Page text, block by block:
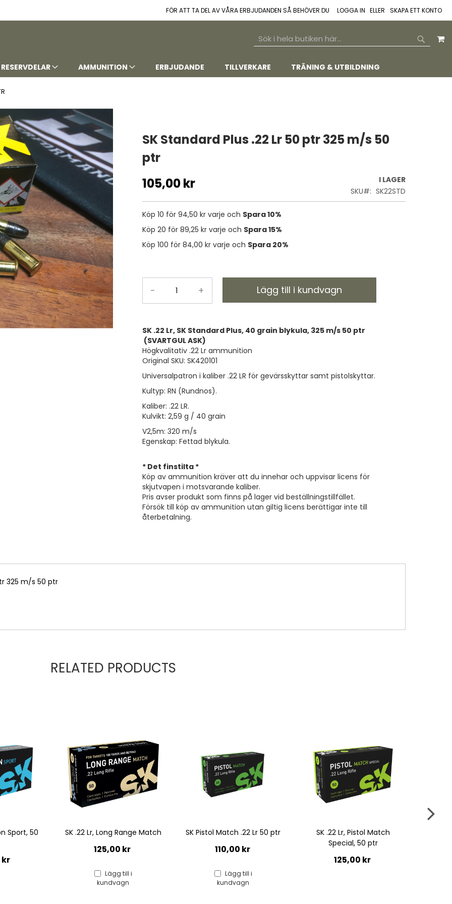
FÖR ATT TA DEL AV VÅRA ERBJUDANDEN SÅ BEHÖVER DU LOGGA IN SKAPA ETT KONTO
SEARCH
RESERVDELAR AMMUNITION ERBJUDANDE TILLVERKARE TRÄNING & UTBILDNING
SK Standard Plus .22 Lr 50 ptr 325 m/s 50
ptr
105,00 kr
I LAGER
SKU
SK22STD
Köp 10 för 94,50 kr varje och Spara10%
Köp 20 för 89,25 kr varje och Spara15%
Köp 100 för 84,00 kr varje och Spara 20%
- + Lägg till i kundvagn
SK .22 Lr, SK Standard Plus, 40 grain blykula, 325 m/s 50 ptr
(SVARTGUL ASK)
Högkvalitativ .22 Lr ammunition
Original SKU: SK420101
Universalpatron i kaliber .22 LR för gevärsskyttar samt pistolskyttar.
Kultyp: RN (Rundnos).
Kaliber: .22 LR.
Kulvikt: 2,59 g / 40 grain
V2,5m: 320 m/s
Egenskap: Fettad blykula.
* Det finstilta *
Köp av ammunition kräver att du innehar och uppvisar licens för
skjutvapen i motsvarande kaliber.
Pris avser produkt som finns på lager vid beställningstillfället.
Försök till köp av ammunition utan giltig licens berättigar inte till
återbetalning.
325 m/s 50 ptr
RELATED PRODUCTS
Match SK Pistol Match .22 Lr 50 ptr
110,00 kr
Lägg till i
kundvagn
SK .22 Lr, Pistol Match
SK Rifle MATCH .22 Lr
110,00 kr